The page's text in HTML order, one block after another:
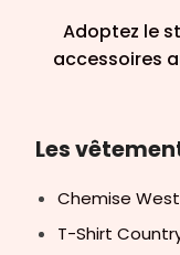
Adoptez le
accessoires
Les
Chemise
T-Shirt